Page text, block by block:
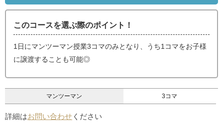
このコースを選ぶ際のポイント！
1日にマンツーマン授業3コマのみとなり、うち1コマをお子様
に譲渡することも可能◎
マンツーマン 3コマ
詳細はお問い合わせ ください